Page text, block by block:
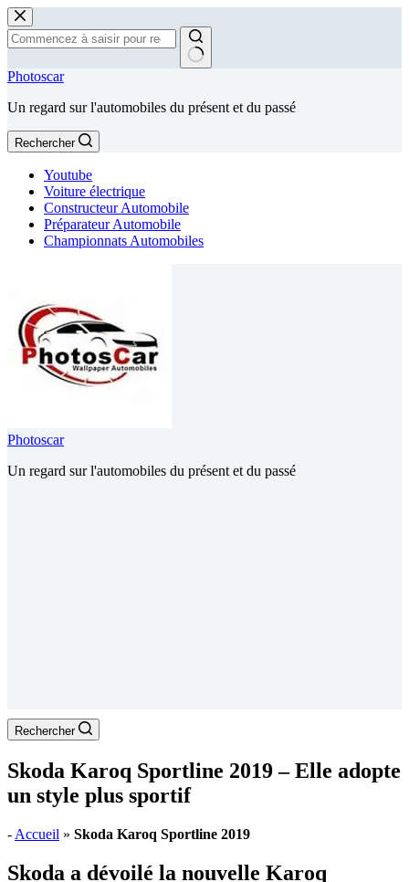
Passer
au
contenu
Aucun
Photoscar
Un regard sur l'automobiles du présent et du passé
Rechercher
Youtube
Voiture électrique
Constructeur Automobile
Préparateur Automobile
Championnats Automobiles
Photoscar
Un regard sur l'automobiles du présent et du passé
Rechercher
Skoda Karoq Sportline 2019 – Elle adopte
un style plus sportif
- Accueil » Skoda Karoq Sportline 2019
Skoda a dévoilé la nouvelle Karoq